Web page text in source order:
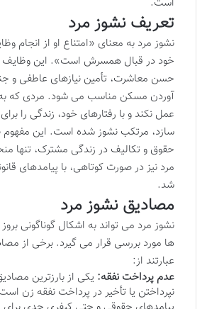
تعریف نشوز مرد
نشوز مرد به معنای «امتناع او از انجام
خود در قبال همسرش است». این وظایف
حسن معاشرت، تأمین نیازهای عاطفی و
آوردن مسکن مناسب می شود. مردی که
عمل نکند و با رفتارهای خود، زندگی را
سازد، مرتکب نشوز شده است. این
حقوق و تکالیف در زندگی مشترک، تنها
مرد نیز در صورت کوتاهی، با پیامدهای
شد.
مصادیق نشوز مرد
نشوز مرد می تواند به اشکال گوناگونی
ها مورد بررسی قرار می گیرد. برخی از
عبارتند از:
عدم پرداخت نفقه: یکی از بارزترین
نپرداختن یا تأخیر در پرداخت نفقه زن